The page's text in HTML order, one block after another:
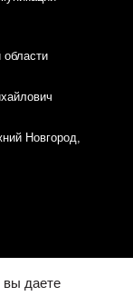
Новгород,
файлов
вы даете